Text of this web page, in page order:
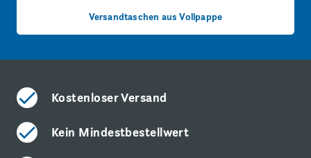
Versandtaschen aus Vollpappe
Kostenloser Versand
Kein Mindestbestellwert